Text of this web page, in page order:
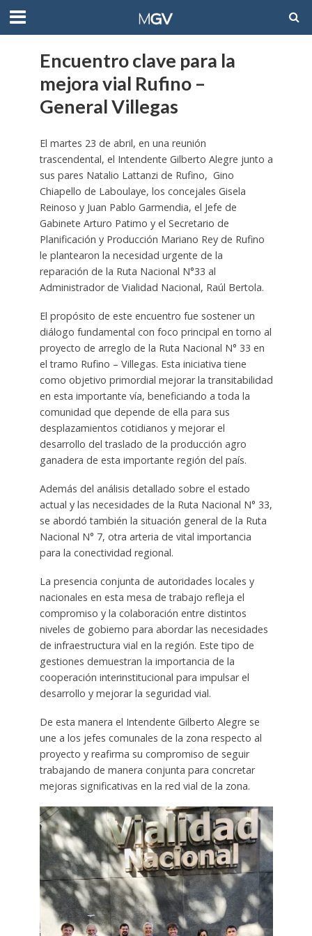
Encuentro clave para la
mejora vial Rufino –
General Villegas
El martes 23 de abril, en una reunión
trascendental, el Intendente Gilberto Alegre junto a
sus pares Natalio Lattanzi de Rufino, Gino
Chiapello de Laboulaye, los concejales Gisela
Reinoso y Juan Pablo Garmendia, el Jefe de
Gabinete Arturo Patimo y el Secretario de
Planificación y Producción Mariano Rey de Rufino
le plantearon la necesidad urgente de la
reparación de la Ruta Nacional N°33 al
Administrador de Vialidad Nacional, Raúl Bertola.
El propósito de este encuentro fue sostener un
diálogo fundamental con foco principal en torno al
proyecto de arreglo de la Ruta Nacional N° 33 en
el tramo Rufino – Villegas. Esta iniciativa tiene
como objetivo primordial mejorar la transitabilidad
en esta importante vía, beneficiando a toda la
comunidad que depende de ella para sus
desplazamientos cotidianos y mejorar el
desarrollo del traslado de la producción agro
ganadera de esta importante región del país.
Además del análisis detallado sobre el estado
actual y las necesidades de la Ruta Nacional N° 33,
se abordó también la situación general de la Ruta
Nacional N° 7, otra arteria de vital importancia
para la conectividad regional.
La presencia conjunta de autoridades locales y
nacionales en esta mesa de trabajo refleja el
compromiso y la colaboración entre distintos
niveles de gobierno para abordar las necesidades
de infraestructura vial en la región. Este tipo de
gestiones demuestran la importancia de la
cooperación interinstitucional para impulsar el
desarrollo y mejorar la seguridad vial.
De esta manera el Intendente Gilberto Alegre se
une a los jefes comunales de la zona respecto al
proyecto y reafirma su compromiso de seguir
trabajando de manera conjunta para concretar
mejoras significativas en la red vial de la zona.